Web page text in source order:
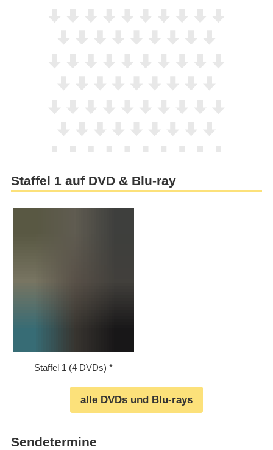
Staffel 1 auf DVD & Blu-ray
Staffel 1 (4 DVDs)
alle DVDs und Blu-rays
Sendetermine